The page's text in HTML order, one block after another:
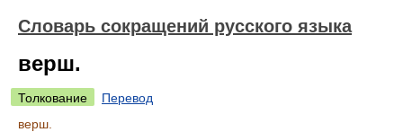
Словарь сокращений русского языка
верш.
Толкование
Перевод
верш.